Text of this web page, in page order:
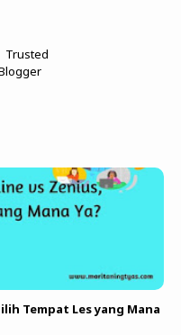
Tempat Les yang Mana